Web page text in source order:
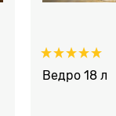
Ведро 18 л